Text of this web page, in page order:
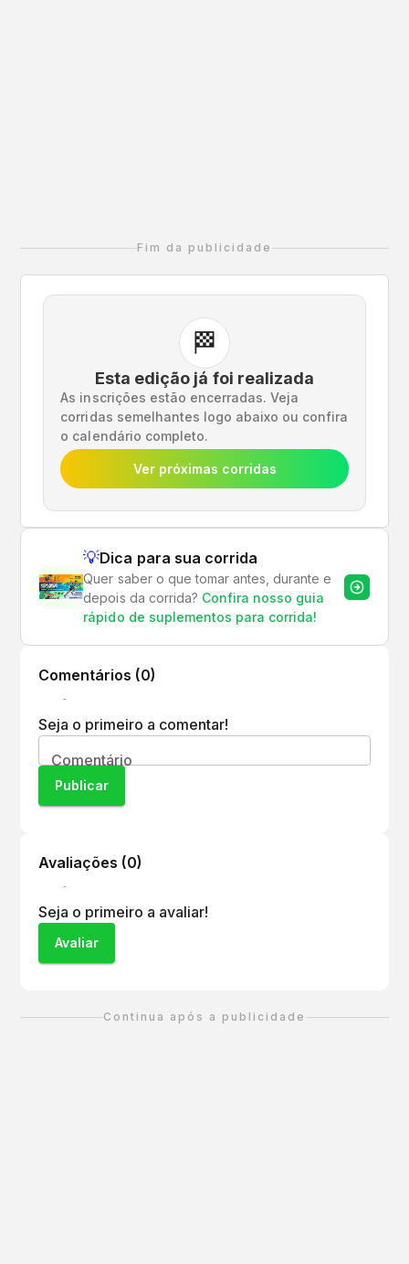
Fim da publicidade
🏁
Esta edição já foi realizada
As inscrições estão encerradas. Veja
corridas semelhantes logo abaixo ou confira
o calendário completo.
Ver próximas corridas
💡Dica para sua corrida
Quer saber o que tomar antes, durante e
depois da corrida? Confira nosso guia
rápido de suplementos para corrida!
Comentários (0)
Seja o primeiro a comentar!
Comentário
Publicar
Avaliações (0)
Seja o primeiro a avaliar!
Avaliar
Continua após a publicidade